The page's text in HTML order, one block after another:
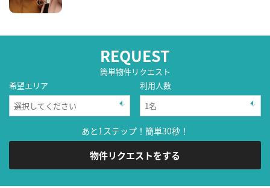
REQUEST
簡単物件リクエスト
希望エリア
利用人数
あと1ステップ！簡単30秒！
物件リクエストをする